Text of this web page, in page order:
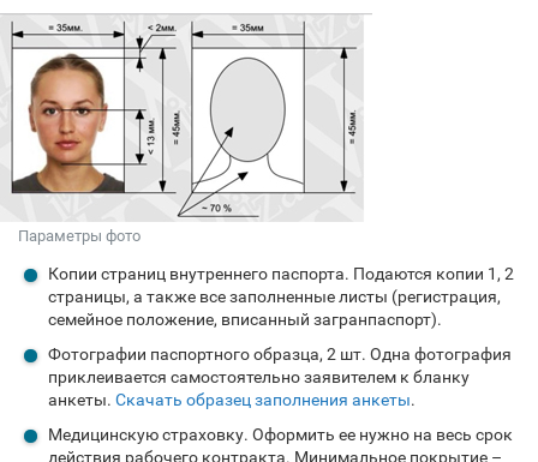
Параметры фото
Копии страниц внутреннего паспорта. Подаются копии 1, 2
страницы, а также все заполненные листы (регистрация,
семейное положение, вписанный загранпаспорт).
Фотографии паспортного образца, 2 шт. Одна фотография
приклеивается самостоятельно заявителем к бланку
анкеты. Скачать образец заполнения анкеты.
Медицинскую страховку. Оформить ее нужно на весь срок
действия рабочего контракта. Минимальное покрытие –